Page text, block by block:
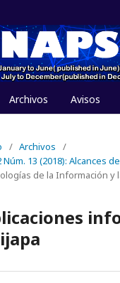
Archivos Avisos
/ Archivos
/
Núm. 13 (2018): Alcances
de la Información y